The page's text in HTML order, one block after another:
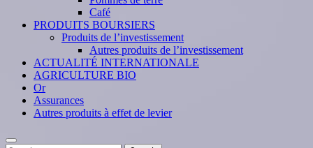
Café
PRODUITS BOURSIERS
Produits de l’investissement
Autres produits de l’investissement
ACTUALITÉ INTERNATIONALE
AGRICULTURE BIO
Or
Assurances
Autres produits à effet de levier
Search